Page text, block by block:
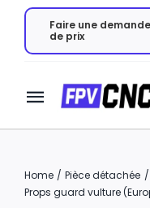
Skip
content
Faire une demande
de prix
Toggle
Pièces
Home
Pièce détachée
Props guard vulture